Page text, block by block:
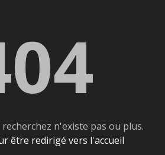
n'existe pas ou plus.
être redirigé vers l'accueil